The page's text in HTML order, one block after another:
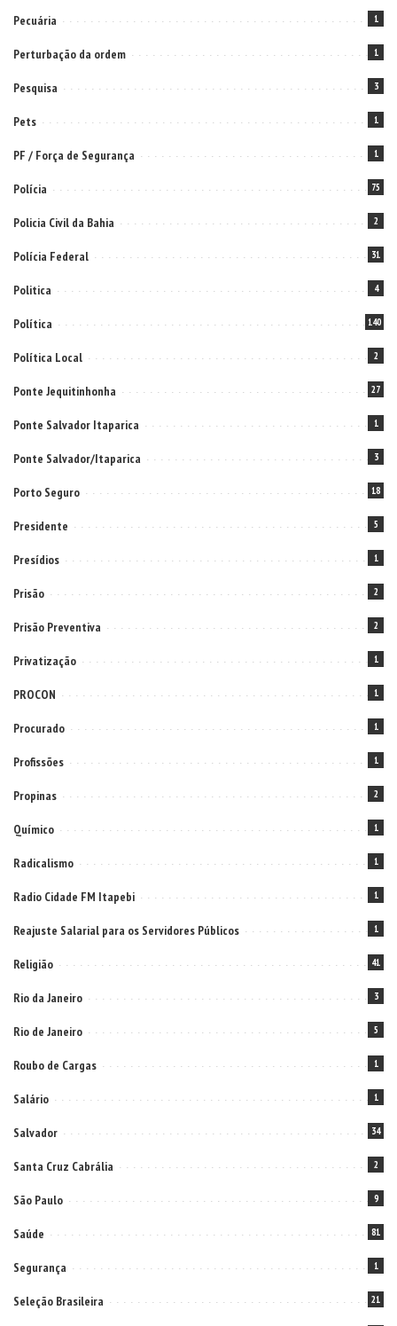
Pecuária 1
Perturbação da ordem 1
Pesquisa 3
Pets 1
PF / Força de Segurança 1
Polícia 75
Policia Civil da Bahia 2
Polícia Federal 31
Politica 4
Política 140
Política Local 2
Ponte Jequitinhonha 27
Ponte Salvador Itaparica 1
Ponte Salvador/Itaparica 3
Porto Seguro 18
Presidente 5
Presídios 1
Prisão 2
Prisão Preventiva 2
Privatização 1
PROCON 1
Procurado 1
Profissões 1
Propinas 2
Químico 1
Radicalismo 1
Radio Cidade FM Itapebi 1
Reajuste Salarial para os Servidores Públicos 1
Religião 41
Rio da Janeiro 3
Rio de Janeiro 5
Roubo de Cargas 1
Salário 1
Salvador 34
Santa Cruz Cabrália 2
São Paulo 9
Saúde 81
Segurança 1
Seleção Brasileira 21